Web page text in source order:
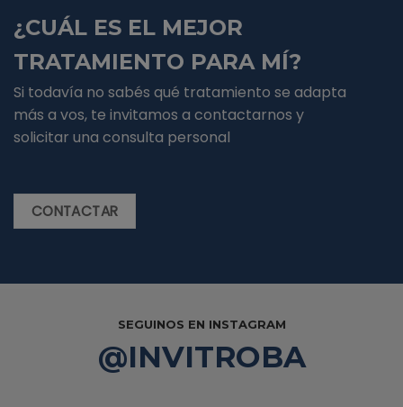
¿CUÁL ES EL MEJOR
TRATAMIENTO PARA MÍ?
Si todavía no sabés qué tratamiento se adapta
más a vos, te invitamos a contactarnos y
solicitar una consulta personal
CONTACTAR
SEGUINOS EN INSTAGRAM
@INVITROBA